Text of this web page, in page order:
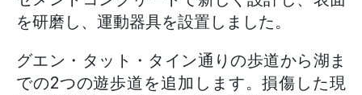
を研磨し、運動器具を設置しました。
グエン・タット・タイン通りの歩道から湖ま
での2つの遊歩道を追加します。損傷した現